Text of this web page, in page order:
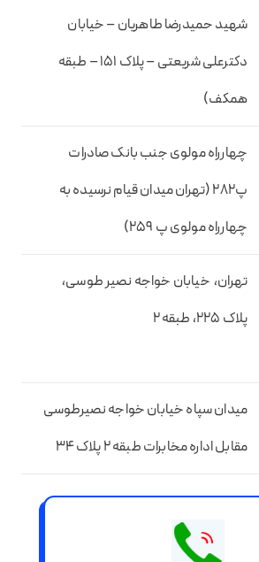
شهید حمیدرضا طاهریان – خیابان
دکترعلی شریعتی – پلاک 151 – طبقه
همکف)
چهارراه مولوی جنب بانک صادرات
پ282 (تهران میدان قیام نرسیده به
چهارراه مولوی پ 259)
تهران، خیابان خواجه نصیر طوسی،
پلاک 225، طبقه 2
میدان سپاه خیابان خواجه نصیرطوسی
مقابل اداره مخابرات طبقه 2 پلاک 34